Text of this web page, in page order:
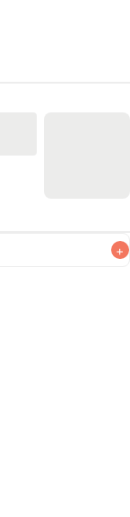
+
お早めにお召